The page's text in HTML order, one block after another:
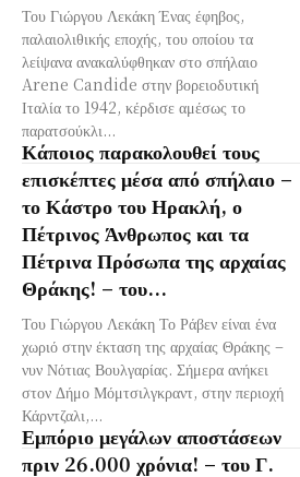
Του Γιώργου Λεκάκη Ένας έφηβος,
παλαιολιθικής εποχής, του οποίου τα
λείψανα ανακαλύφθηκαν στο σπήλαιο
Arene Candide στην βορειοδυτική
Ιταλία το 1942, κέρδισε αμέσως το
παρατσούκλι...
Κάποιος παρακολουθεί τους
επισκέπτες μέσα από σπήλαιο –
το Κάστρο του Ηρακλή, ο
Πέτρινος Άνθρωπος και τα
Πέτρινα Πρόσωπα της αρχαίας
Θράκης! – του...
Του Γιώργου Λεκάκη Το Ράβεν είναι ένα
χωριό στην έκταση της αρχαίας Θράκης –
νυν Νότιας Βουλγαρίας. Σήμερα ανήκει
στον Δήμο Μόμτσιλγκραντ, στην περιοχή
Κάρντζαλι,...
Εμπόριο μεγάλων αποστάσεων
πριν 26.000 χρόνια! – του Γ.